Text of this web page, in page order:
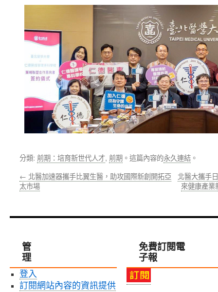
分類: 前期：培育新世代人才, 前期 。這篇內容的永久連結 。
← 北醫加速器攜手比翼生醫，助攻國際新創開拓亞
太市場
北醫大攜手
來健康產業
管
理
登入
訂閱網站內容的資訊提供
免費訂閱電
子報